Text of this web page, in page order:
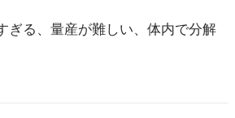
ぎる、量産が難しい、体内で分解